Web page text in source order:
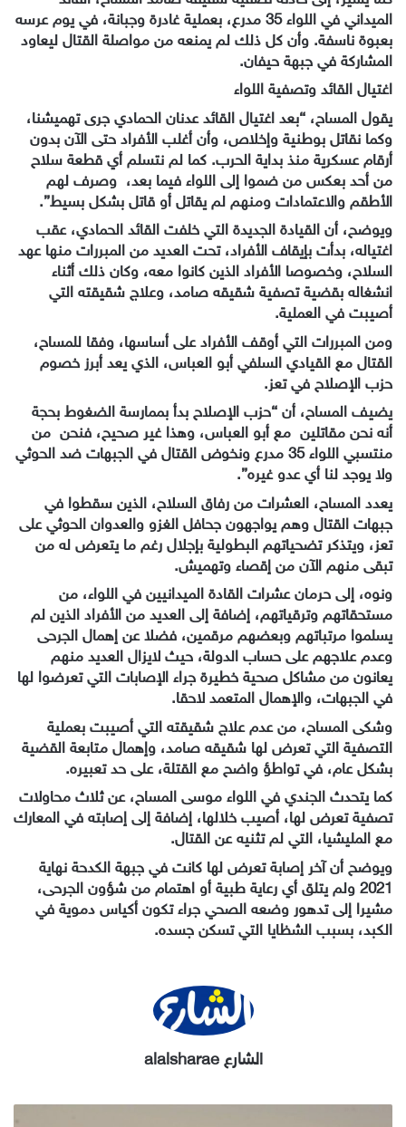
الميداني في اللواء 35 مدرع، بعملية غادرة وجبانة، في يوم عرسه
بعبوة ناسفة. وأن كل ذلك لم يمنعه من مواصلة القتال ليعاود
المشاركة في جبهة حيفان.
اغتيال القائد وتصفية اللواء
يقول المساح، “بعد اغتيال القائد عدنان الحمادي جرى تهميشنا،
وكما نقاتل بوطنية وإخلاص، وأن أغلب الأفراد حتى الآن بدون
أرقام عسكرية منذ بداية الحرب. كما لم نتسلم أي قطعة سلاح
من أحد بعكس من ضموا إلى اللواء فيما بعد، وصرف لهم
الأطقم والاعتمادات ومنهم لم يقاتل أو قاتل بشكل بسيط”.
ويوضح، أن القيادة الجديدة التي خلفت القائد الحمادي، عقب
اغتياله، بدأت بإيقاف الأفراد، تحت العديد من المبررات منها عهد
السلاح، وخصوصا الأفراد الذين كانوا معه، وكان ذلك أثناء
انشغاله بقضية تصفية شقيقه صامد، وعلاج شقيقته التي
أصيبت في العملية.
ومن المبررات التي أوقف الأفراد على أساسها، وفقا للمساح،
القتال مع القيادي السلفي أبو العباس، الذي يعد أبرز خصوم
حزب الإصلاح في تعز.
يضيف المساح، أن “حزب الإصلاح بدأ بممارسة الضغوط بحجة
أنه نحن مقاتلين مع أبو العباس، وهذا غير صحيح، فنحن من
منتسبي اللواء 35 مدرع ونخوض القتال في الجبهات ضد الحوثي
ولا يوجد لنا أي عدو غيره”.
يعدد المساح، العشرات من رفاق السلاح، الذين سقطوا في
جبهات القتال وهم يواجهون جحافل الغزو والعدوان الحوثي على
تعز، ويتذكر تضحياتهم البطولية بإجلال رغم ما يتعرض له من
تبقى منهم الآن من إقصاء وتهميش.
ونوه، إلى حرمان عشرات القادة الميدانيين في اللواء، من
مستحقاتهم وترقياتهم، إضافة إلى العديد من الأفراد الذين لم
يسلموا مرتباتهم وبعضهم مرقمين، فضلا عن إهمال الجرحى
وعدم علاجهم على حساب الدولة، حيث لايزال العديد منهم
يعانون من مشاكل صحية خطيرة جراء الإصابات التي تعرضوا لها
في الجبهات، والإهمال المتعمد لاحقا.
وشكى المساح، من عدم علاج شقيقته التي أصيبت بعملية
التصفية التي تعرض لها شقيقه صامد، وإهمال متابعة القضية
بشكل عام، في تواطؤ واضح مع القتلة، على حد تعبيره.
كما يتحدث الجندي في اللواء موسى المساح، عن ثلاث محاولات
تصفية تعرض لها، أصيب خلالها، إضافة إلى إصابته في المعارك
مع المليشيا، التي لم تثنيه عن القتال.
ويوضح أن آخر إصابة تعرض لها كانت في جبهة الكدحة نهاية
2021 ولم يتلق أي رعاية طبية أو اهتمام من شؤون الجرحى،
مشيرا إلى تدهور وضعه الصحي جراء تكون أكياس دموية في
الكبد، بسبب الشظايا التي تسكن جسده.
الشارع alalsharae